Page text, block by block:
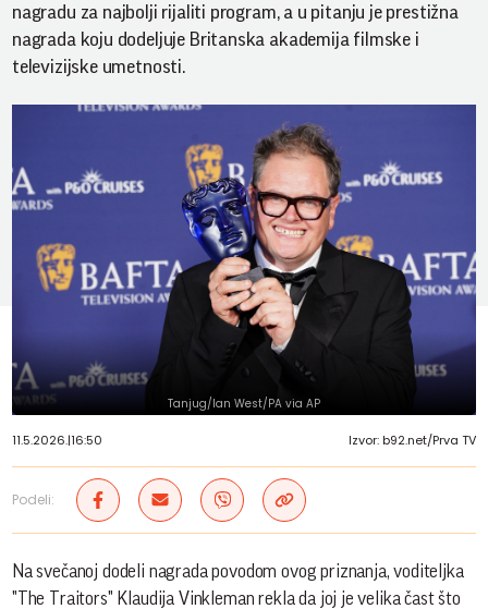
nagradu za najbolji rijaliti program, a u pitanju je prestižna
nagrada koju dodeljuje Britanska akademija filmske i
televizijske umetnosti.
Tanjug/Ian West/PA via AP
11.5.2026.|16:50 Izvor: b92.net/Prva TV
Podeli:
Na svečanoj dodeli nagrada povodom ovog priznanja, voditeljka
"The Traitors" Klaudija Vinkleman rekla da joj je velika čast što